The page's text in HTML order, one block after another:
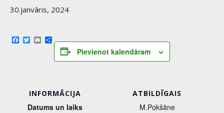
30.janvāris, 2024
Facebook
Twitter
EmailShare
Pievienot kalendāram
INFORMĀCIJA
Datums un laiks
ATBILDĪGAIS
M.Pokšāne